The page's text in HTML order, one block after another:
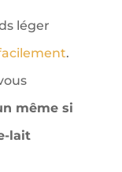
léger
.
même si
lait